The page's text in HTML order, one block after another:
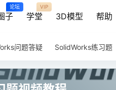
子
论坛
学堂
VIP
3D模型 帮助
问题答疑 SolidWorks练习题